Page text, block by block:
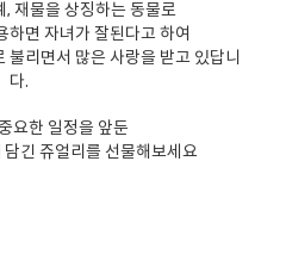
, 재물을 상징하는 동물로
하면 자녀가 잘된다고 하여
불리면서 많은 사랑을 받고 있답니
다.
요한 일정을 앞둔
긴 쥬얼리를 선물해보세요